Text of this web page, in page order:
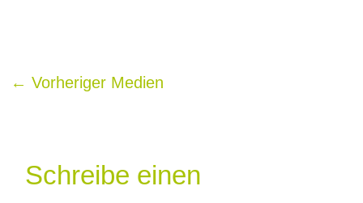
← Vorheriger Medien
Schreibe einen